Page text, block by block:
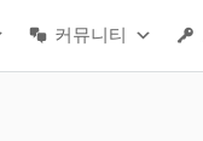
커뮤니티